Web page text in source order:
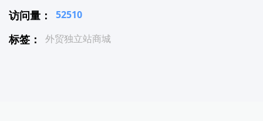
访问量：
52510
标签： 外贸独立站商城